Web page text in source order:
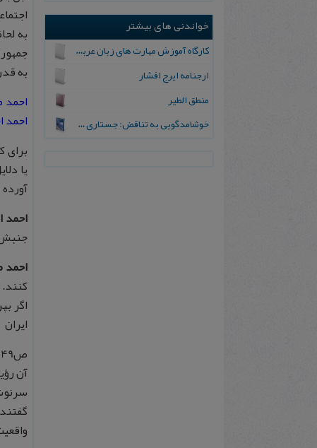
به
به
احمد
یا
احمد
جنبش
احمد
اگر
ایران
آن
خواندنی های بیشتر
کارگاه آموزش مهارت های زبان عربی با روش خوانش رمان
ارجنام‍ه‌ ای‍رج‌ افشار
منطق الطیر
خوشامدگویی به تناقض: جستاری در باب پارادوکس، تناقض و تناقض باوری